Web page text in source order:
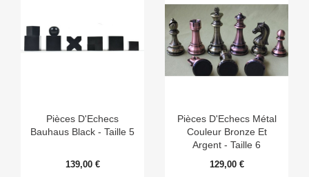
Pièces D'Echecs
Bauhaus Black - Taille 5
139,00 €
Pièces D'Echecs Métal
Couleur Bronze Et
Argent - Taille 6
129,00 €